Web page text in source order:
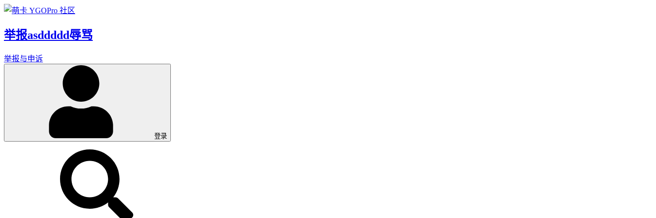
举报asddddd辱骂
举报与申诉
登录